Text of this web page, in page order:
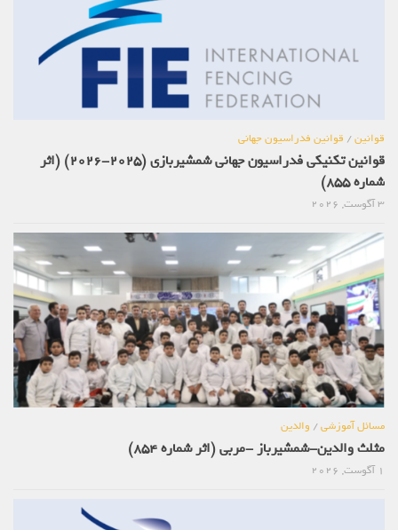
قوانین/قوانین فدراسیون جهانی
قوانین تکنیکی فدراسیون جهانی شمشیربازی (2025-2026) (اثر
شماره 855)
مسائل آموزشی/والدین
مثلث والدین-شمشیرباز -مربی (اثر شماره 854)